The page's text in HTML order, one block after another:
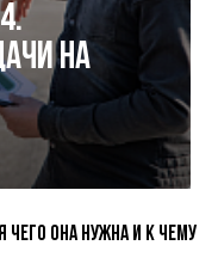
на
чего она нужна и к чему